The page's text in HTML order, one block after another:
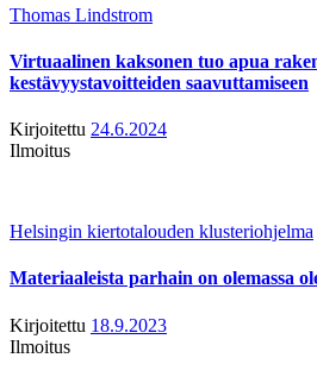
Thomas Lindstrom
Virtuaalinen kaksonen tuo apua
kestävyystavoitteiden saavuttamiseen
Kirjoitettu 24.6.2024
Ilmoitus
Helsingin kiertotalouden klusteriohjelma
Materiaaleista parhain on olemassa
Kirjoitettu 18.9.2023
Ilmoitus